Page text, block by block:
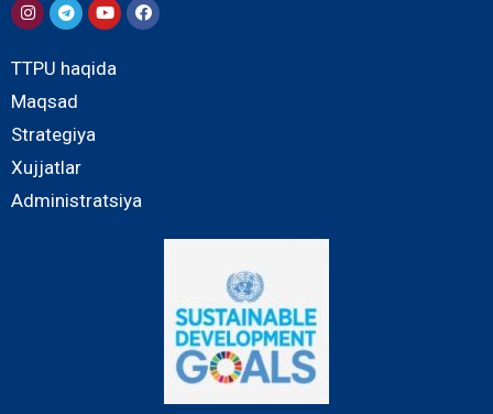
TTPU haqida
Maqsad
Strategiya
Xujjatlar
Administratsiya